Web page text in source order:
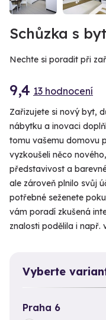
Schůzka s
Nechte si poradit při
9,4 13 hodnocení
Zařizujete si nový byt,
nábytku a inovaci
tomu vašemu domovu
vyzkoušeli něco
představivost a
ale zároveň plnilo svůj
potřebné seženete
vám poradí zkušená
znalosti podělila i např.
Vyberte
Praha 6